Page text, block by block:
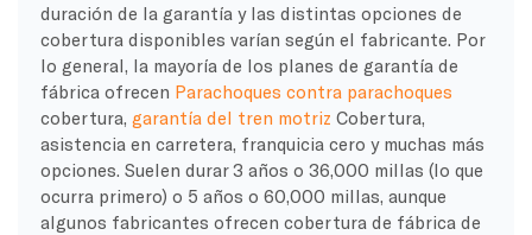
duración de la garantía y las distintas opciones de
cobertura disponibles varían según el fabricante. Por
lo general, la mayoría de los planes de garantía de
fábrica ofrecen Parachoques contra parachoques
cobertura, garantía del tren motriz Cobertura,
asistencia en carretera, franquicia cero y muchas más
opciones. Suelen durar 3 años o 36,000 millas (lo que
ocurra primero) o 5 años o 60,000 millas, aunque
algunos fabricantes ofrecen cobertura de fábrica de